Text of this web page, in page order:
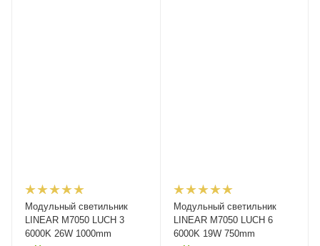
Модульный светильник
LINEAR M7050 LUCH 3
6000K 26W 1000mm
Модульный светильник
LINEAR M7050 LUCH 6
6000K 19W 750mm